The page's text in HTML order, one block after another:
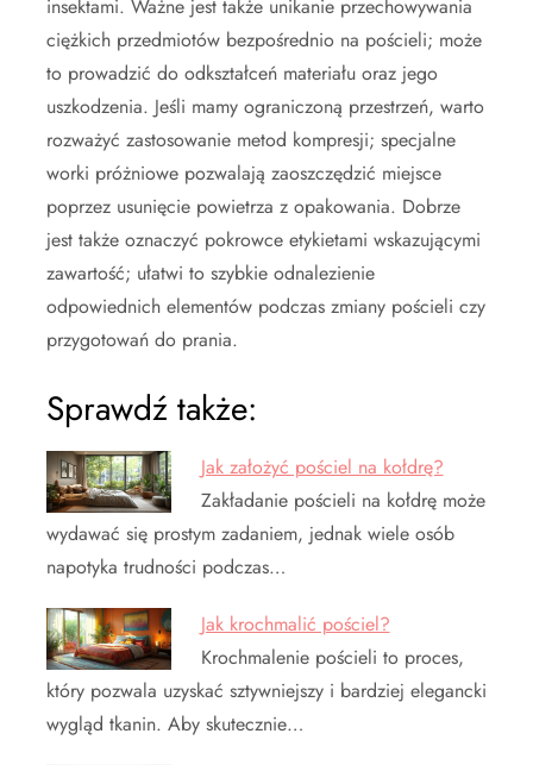
insektami. Ważne jest także unikanie przechowywania
ciężkich przedmiotów bezpośrednio na pościeli; może
to prowadzić do odkształceń materiału oraz jego
uszkodzenia. Jeśli mamy ograniczoną przestrzeń, warto
rozważyć zastosowanie metod kompresji; specjalne
worki próżniowe pozwalają zaoszczędzić miejsce
poprzez usunięcie powietrza z opakowania. Dobrze
jest także oznaczyć pokrowce etykietami wskazującymi
zawartość; ułatwi to szybkie odnalezienie
odpowiednich elementów podczas zmiany pościeli czy
przygotowań do prania.
Sprawdź także:
Jak założyć pościel na kołdrę?
Zakładanie pościeli na kołdrę może
wydawać się prostym zadaniem, jednak wiele osób
napotyka trudności podczas…
Jak krochmalić pościel?
Krochmalenie pościeli to proces,
który pozwala uzyskać sztywniejszy i bardziej elegancki
wygląd tkanin. Aby skutecznie…